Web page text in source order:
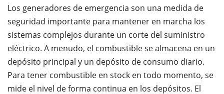
Los generadores de emergencia son una medida de
seguridad importante para mantener en marcha los
sistemas complejos durante un corte del suministro
eléctrico. A menudo, el combustible se almacena en un
depósito principal y un depósito de consumo diario.
Para tener combustible en stock en todo momento, se
mide el nivel de forma continua en los depósitos. El